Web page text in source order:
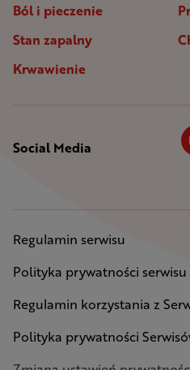
Ból i pieczenie
Stan zapalny
Krwawienie
Social Media
Regulamin serwisu
Polityka prywatności serwisu
Regulamin korzystania z
Polityka prywatności